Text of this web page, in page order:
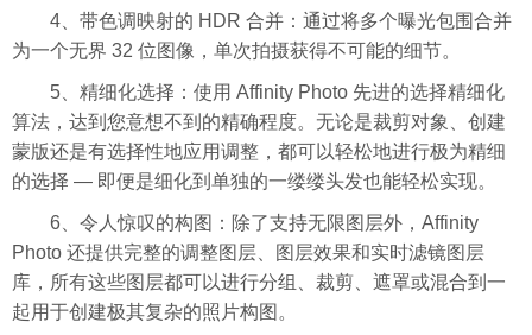
4、带色调映射的 HDR 合并：通过将多个曝光包围合并
为一个无界 32 位图像，单次拍摄获得不可能的细节。
5、精细化选择：使用 Affinity Photo 先进的选择精细化
算法，达到您意想不到的精确程度。无论是裁剪对象、创建
蒙版还是有选择性地应用调整，都可以轻松地进行极为精细
的选择 — 即便是细化到单独的一缕缕头发也能轻松实现。
6、令人惊叹的构图：除了支持无限图层外，Affinity
Photo 还提供完整的调整图层、图层效果和实时滤镜图层
库，所有这些图层都可以进行分组、裁剪、遮罩或混合到一
起用于创建极其复杂的照片构图。